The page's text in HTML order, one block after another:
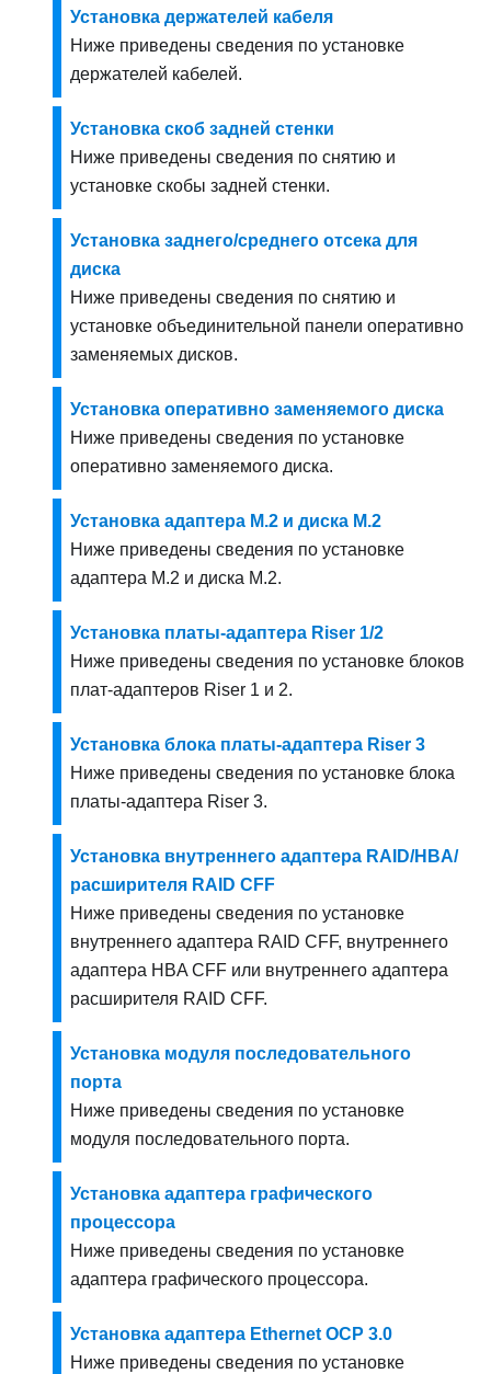
Установка держателей кабеля
Ниже приведены сведения по установке
держателей кабелей.
Установка скоб задней стенки
Ниже приведены сведения по снятию и
установке скобы задней стенки.
Установка заднего/среднего отсека для
диска
Ниже приведены сведения по снятию и
установке объединительной панели оперативно
заменяемых дисков.
Установка оперативно заменяемого диска
Ниже приведены сведения по установке
оперативно заменяемого диска.
Установка адаптера M.2 и диска M.2
Ниже приведены сведения по установке
адаптера M.2 и диска M.2.
Установка платы-адаптера Riser 1/2
Ниже приведены сведения по установке блоков
плат-адаптеров Riser 1 и 2.
Установка блока платы-адаптера Riser 3
Ниже приведены сведения по установке блока
платы-адаптера Riser 3.
Установка внутреннего адаптера RAID/HBA/
расширителя RAID CFF
Ниже приведены сведения по установке
внутреннего адаптера RAID CFF, внутреннего
адаптера HBA CFF или внутреннего адаптера
расширителя RAID CFF.
Установка модуля последовательного
порта
Ниже приведены сведения по установке
модуля последовательного порта.
Установка адаптера графического
процессора
Ниже приведены сведения по установке
адаптера графического процессора.
Установка адаптера Ethernet OCP 3.0
Ниже приведены сведения по установке